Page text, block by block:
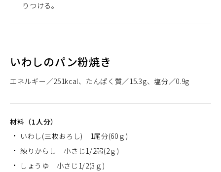
りつける。
いわしのパン粉焼き
エネルギー 251kcal たんぱく質 15.3g 塩分 0.9g
材料（1人分）
いわし(三枚おろし) 1尾分(60ｇ)
練りからし 小さじ1/2弱(2ｇ)
しょうゆ 小さじ1/2(3ｇ)